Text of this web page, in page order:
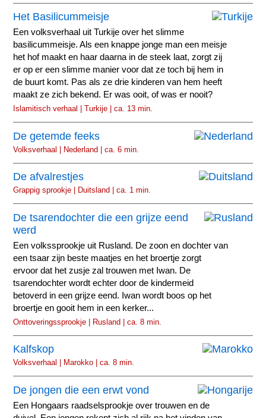
Het Basilicummeisje
Een volksverhaal uit Turkije over het slimme
basilicummeisje. Als een knappe jonge man een meisje
het hof maakt en haar daarna in de steek laat, zorgt zij
er op er een slimme manier voor dat ze toch bij hem in
de buurt komt. Pas als ze drie kinderen van hem heeft
maakt ze zich bekend. Er was ooit, of was er nooit?
Islamitisch verhaal | Turkije | ca. 13 min.
De getemde feeks
Volksverhaal | Nederland | ca. 6 min.
De afvalrestjes
Grappig sprookje | Duitsland | ca. 1 min.
De tsarendochter die een grijze eend
werd
Een volkssprookje uit Rusland. De zoon en dochter van
een tsaar zijn beste maatjes en het broertje zorgt
ervoor dat het zusje zal trouwen met Iwan. De
tsarendochter wordt echter door de kindermeid
betoverd in een grijze eend. Iwan wordt boos op het
broertje en gooit hem in een kerker...
Onttoveringssprookje | Rusland | ca. 8 min.
Kalfskop
Volksverhaal | Marokko | ca. 8 min.
De jongen die een erwt vond
Een Hongaars raadselsprookje over trouwen en de